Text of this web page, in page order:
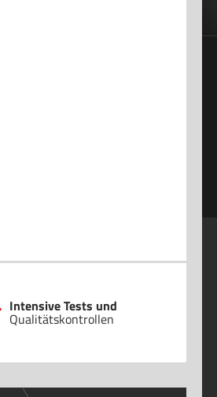
Intensive Tests und
Qualitätskontrollen